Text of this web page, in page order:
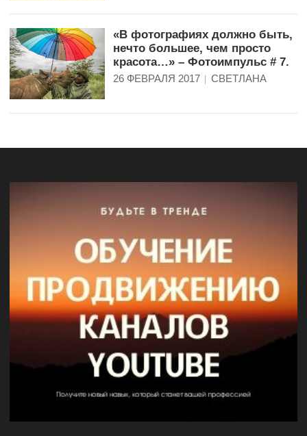
«В фотографиях должно быть,
нечто большее, чем просто
красота…» – Фотоимпульс # 7.
26 ФЕВРАЛЯ 2017 СВЕТЛАНА